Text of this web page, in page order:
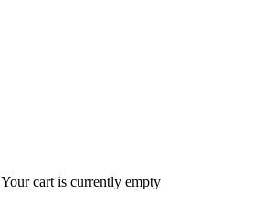
Your cart is currently empty